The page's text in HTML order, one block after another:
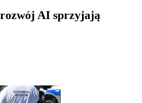
AI sprzyjają